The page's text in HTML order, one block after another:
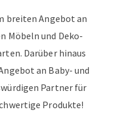
breiten Angebot an
Möbeln und Deko-
Darüber hinaus
an Baby- und
Partner für
Produkte!